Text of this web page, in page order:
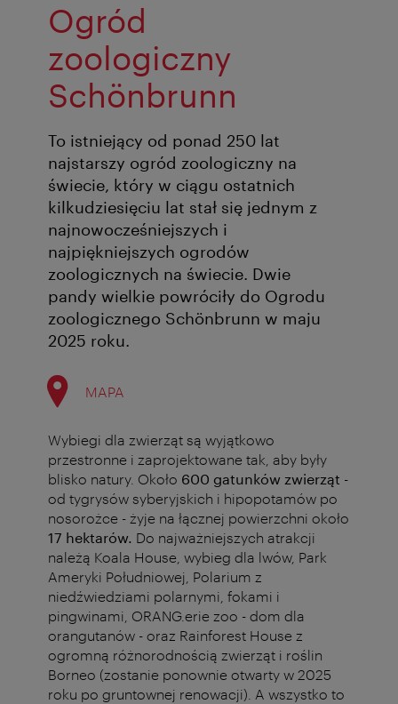
Ogród
zoologiczny
Schönbrunn
To istniejący od ponad 250 lat
najstarszy ogród zoologiczny na
świecie, który w ciągu ostatnich
kilkudziesięciu lat stał się jednym z
najnowocześniejszych i
najpiękniejszych ogrodów
zoologicznych na świecie. Dwie
pandy wielkie powróciły do Ogrodu
zoologicznego Schönbrunn w maju
2025 roku.
MAPA
Wybiegi dla zwierząt są wyjątkowo
przestronne i zaprojektowane tak, aby były
blisko natury. Około 600 gatunków zwierząt -
od tygrysów syberyjskich i hipopotamów po
nosorożce - żyje na łącznej powierzchni około
17 hektarów. Do najważniejszych atrakcji
należą Koala House, wybieg dla lwów, Park
Ameryki Południowej, Polarium z
niedźwiedziami polarnymi, fokami i
pingwinami, ORANG.erie zoo - dom dla
orangutanów - oraz Rainforest House z
ogromną różnorodnością zwierząt i roślin
Borneo (zostanie ponownie otwarty w 2025
roku po gruntownej renowacji). A wszystko to